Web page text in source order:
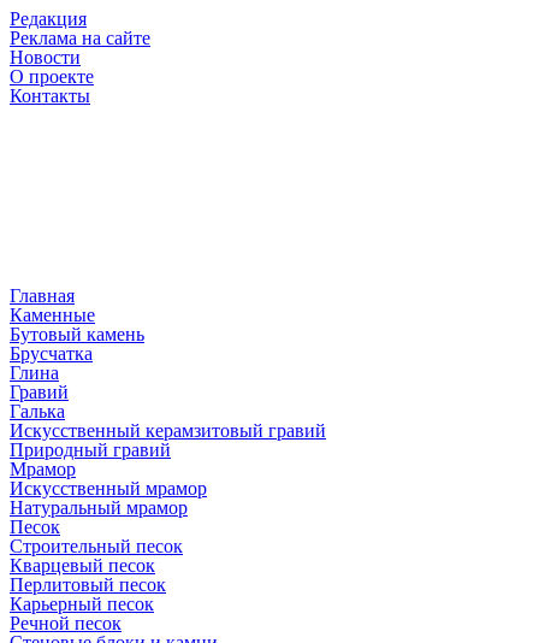
Редакция
Реклама на сайте
Новости
О проекте
Контакты
Главная
Каменные
Бутовый камень
Брусчатка
Глина
Гравий
Галька
Искусственный керамзитовый гравий
Природный гравий
Мрамор
Искусственный мрамор
Натуральный мрамор
Песок
Cтроительный песок
Кварцевый песок
Перлитовый песок
Карьерный песок
Речной песок